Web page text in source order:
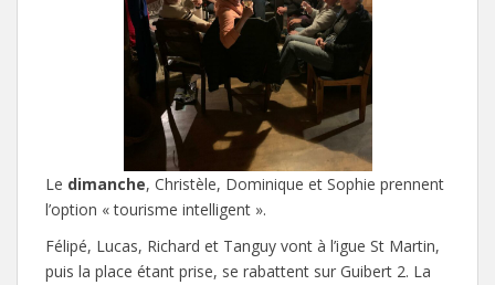
Le dimanche, Christèle, Dominique et Sophie prennent
l’option « tourisme intelligent ».
Félipé, Lucas, Richard et Tanguy vont à l’igue St Martin,
puis la place étant prise, se rabattent sur Guibert 2. La